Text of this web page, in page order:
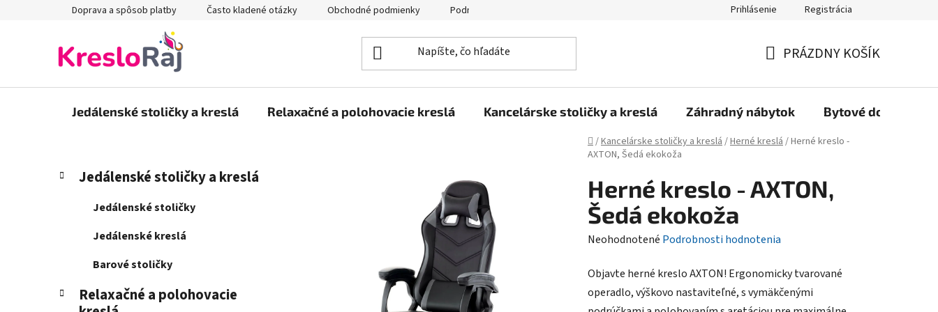
Doprava a spôsob platby Často kladené otázky Obchodné podmienky Podmienky ochrany osobných údajov Reklamačný poriadok, Záručné podmienky Reklamačný formulár
Prihlásenie Registrácia
KOŠÍK
PRÁZDNY KOŠÍK
Jedálenské stoličky a kreslá Relaxačné a polohovacie kreslá Kancelárske stoličky a kreslá Záhradný nábytok Bytové doplnky
Domov
/Kancelárske stoličky a kreslá/Herné kreslá/Herné kreslo -
AXTON, Šedá ekokoža
B
n
Preskočiť
kategórie
K
a
e
Jedálenské stoličky a kreslá
Jedálenské stoličky
Jedálenské kreslá
Barové stoličky
Relaxačné a polohovacie
Herné kreslo - AXTON,
Šedá ekokoža
Priemerné
produktu
je
Neohodnotené Podrobnosti hodnotenia
Objavte herné kreslo AXTON! Ergonomicky tvarované
operadlo, výškovo nastaviteľné, s vymäkčenými